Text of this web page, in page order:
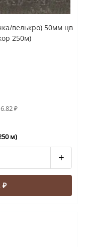
велькро) 50мм цв
250м)
₽
м)
+
₽